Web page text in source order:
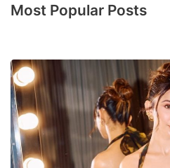
Most Popular Posts